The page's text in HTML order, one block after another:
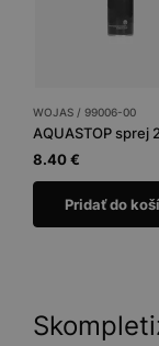
WOJAS / 99006-00
AQUASTOP sprej
8.40 €
Pridať do